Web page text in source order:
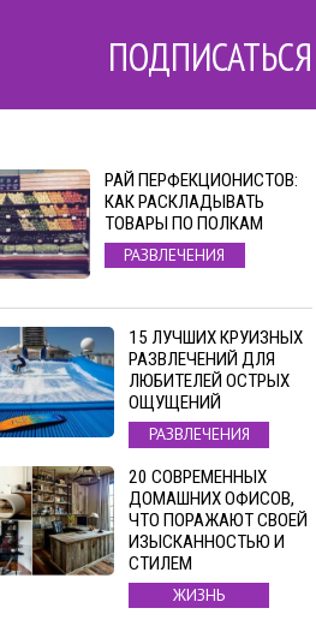
ПОДПИСАТЬСЯ
РАЙ ПЕРФЕКЦИОНИСТОВ:
КАК РАСКЛАДЫВАТЬ
ТОВАРЫ ПО ПОЛКАМ
РАЗВЛЕЧЕНИЯ
15 ЛУЧШИХ КРУИЗНЫХ
РАЗВЛЕЧЕНИЙ ДЛЯ
ЛЮБИТЕЛЕЙ ОСТРЫХ
ОЩУЩЕНИЙ
РАЗВЛЕЧЕНИЯ
20 СОВРЕМЕННЫХ
ДОМАШНИХ ОФИСОВ,
ЧТО ПОРАЖАЮТ СВОЕЙ
ИЗЫСКАННОСТЬЮ И
СТИЛЕМ
ЖИЗНЬ